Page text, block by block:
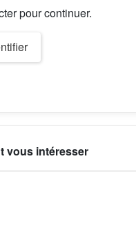
pour continuer.
vous intéresser